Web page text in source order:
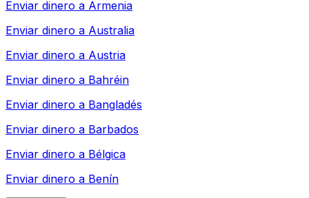
Enviar dinero a Armenia
Enviar dinero a Australia
Enviar dinero a Austria
Enviar dinero a Bahréin
Enviar dinero a Bangladés
Enviar dinero a Barbados
Enviar dinero a Bélgica
Enviar dinero a Benín